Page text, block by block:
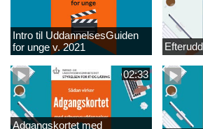
Intro til UddannelsesGuiden
for unge v. 2021
02:33
Adgangskortet med